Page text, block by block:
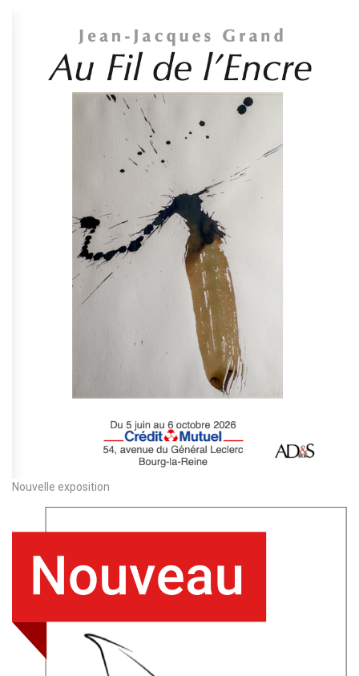
Nouvelle exposition